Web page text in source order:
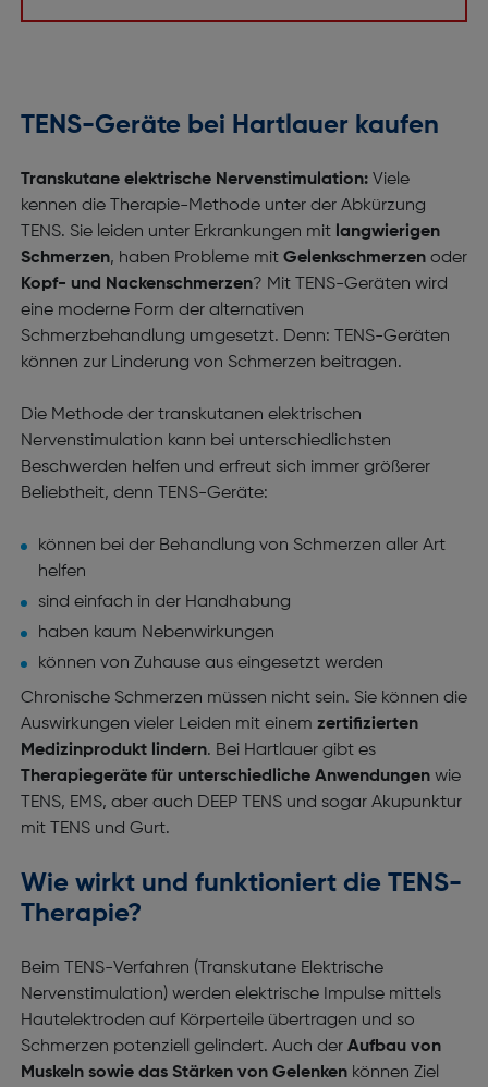
TENS-Geräte bei Hartlauer kaufen
Transkutane elektrische Nervenstimulation:Viele
kennen die Therapie-Methode unter der Abkürzung
TENS. Sie leiden unter Erkrankungen mit langwierigen
Schmerzen, haben Probleme mit Gelenkschmerzenoder
Kopf- und Nackenschmerzen? Mit TENS-Geräten wird
eine moderne Form der alternativen
Schmerzbehandlung umgesetzt. Denn: TENS-Geräten
können zur Linderung von Schmerzen beitragen.
Die Methode der transkutanen elektrischen
Nervenstimulation kann bei unterschiedlichsten
Beschwerden helfen und erfreut sich immer größerer
Beliebtheit, denn TENS-Geräte:
können bei der Behandlung von Schmerzen aller Art
helfen
sind einfach in der Handhabung
haben kaum Nebenwirkungen
können von Zuhause aus eingesetzt werden
Chronische Schmerzen müssen nicht sein. Sie können die
Auswirkungen vieler Leiden mit einem zertifizierten
Medizinprodukt lindern. Bei Hartlauer gibt es
Therapiegeräte für unterschiedliche Anwendungenwie
TENS, EMS, aber auch DEEP TENS und sogar Akupunktur
mit TENS und Gurt.
Wie wirkt und funktioniert die TENS-
Therapie?
Beim TENS-Verfahren (Transkutane Elektrische
Nervenstimulation) werden elektrische Impulse mittels
Hautelektroden auf Körperteile übertragen und so
Schmerzen potenziell gelindert. Auch der Aufbau von
Muskeln sowie das Stärken von Gelenkenkönnen Ziel